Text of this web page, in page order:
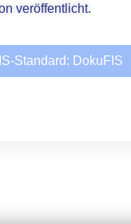
veröffentlicht.
Standard: DokuFIS